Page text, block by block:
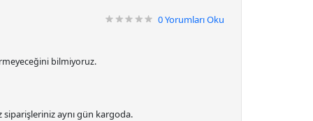
0Yorumları Oku
bilmiyoruz.
siparişlerinizaynı gün kargoda.